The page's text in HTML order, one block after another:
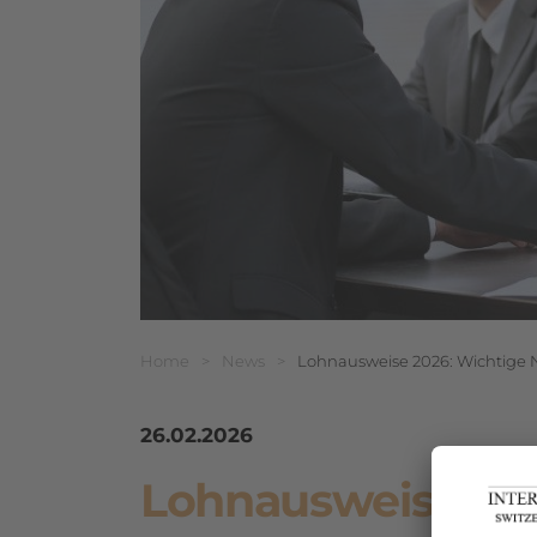
Sie befinden sich hier:
Home News Lohnausweise 2026:
26.02.2026
Lohnausweise